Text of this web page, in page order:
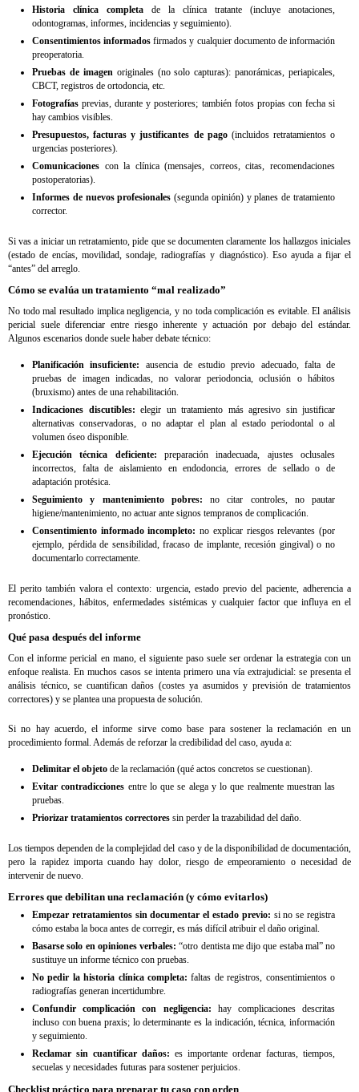
Historia clínica completa de la clínica tratante (incluye anotaciones,
odontogramas, informes, incidencias y seguimiento).
Consentimientos informados firmados y cualquier documento de información
preoperatoria.
Pruebas de imagenoriginales (no solo capturas): panorámicas, periapicales,
CBCT, registros de ortodoncia, etc.
Fotografías previas, durante y posteriores; también fotos propias con fecha si
hay cambios visibles.
Presupuestos, facturas y justificantes de pago(incluidos retratamientos o
urgencias posteriores).
Comunicaciones con la clínica (mensajes, correos, citas, recomendaciones
postoperatorias).
Informes de nuevos profesionales (segunda opinión) y planes de tratamiento
corrector.
Si vas a iniciar un retratamiento, pide que se documenten claramente los hallazgos iniciales
(estado de encías, movilidad, sondaje, radiografías y diagnóstico). Eso ayuda a fijar el
“antes” del arreglo.
Cómo se evalúa un tratamiento “mal realizado”
No todo mal resultado implica negligencia, y no toda complicación es evitable. El análisis
pericial suele diferenciar entre riesgo inherente y actuación por debajo del estándar.
Algunos escenarios donde suele haber debate técnico:
Planificación insuficiente: ausencia de estudio previo adecuado, falta de
pruebas de imagen indicadas, no valorar periodoncia, oclusión o hábitos
(bruxismo) antes de una rehabilitación.
Indicaciones discutibles: elegir un tratamiento más agresivo sin justificar
alternativas conservadoras, o no adaptar el plan al estado periodontal o al
volumen óseo disponible.
Ejecución técnica deficiente: preparación inadecuada, ajustes oclusales
incorrectos, falta de aislamiento en endodoncia, errores de sellado o de
adaptación protésica.
Seguimiento y mantenimiento pobres: no citar controles, no pautar
higiene/mantenimiento, no actuar ante signos tempranos de complicación.
Consentimiento informado incompleto: no explicar riesgos relevantes (por
ejemplo, pérdida de sensibilidad, fracaso de implante, recesión gingival) o no
documentarlo correctamente.
El perito también valora el contexto: urgencia, estado previo del paciente, adherencia a
recomendaciones, hábitos, enfermedades sistémicas y cualquier factor que influya en el
pronóstico.
Qué pasa después del informe
Con el informe pericial en mano, el siguiente paso suele ser ordenar la estrategia con un
enfoque realista. En muchos casos se intenta primero una vía extrajudicial: se presenta el
análisis técnico, se cuantifican daños (costes ya asumidos y previsión de tratamientos
correctores) y se plantea una propuesta de solución.
Si no hay acuerdo, el informe sirve como base para sostener la reclamación en un
procedimiento formal. Además de reforzar la credibilidad del caso, ayuda a:
Delimitar el objeto de la reclamación (qué actos concretos se cuestionan).
Evitar contradicciones entre lo que se alega y lo que realmente muestran las
pruebas.
Priorizar tratamientos correctores sin perder la trazabilidad del daño.
Los tiempos dependen de la complejidad del caso y de la disponibilidad de documentación,
pero la rapidez importa cuando hay dolor, riesgo de empeoramiento o necesidad de
intervenir de nuevo.
Errores que debilitan una reclamación (y cómo evitarlos)
Empezar retratamientos sin documentar el estado previo: si no se registra
cómo estaba la boca antes de corregir, es más difícil atribuir el daño original.
Basarse solo en opiniones verbales: “otro dentista me dijo que estaba mal” no
sustituye un informe técnico con pruebas.
No pedir la historia clínica completa: faltas de registros, consentimientos o
radiografías generan incertidumbre.
Confundir complicación con negligencia: hay complicaciones descritas
incluso con buena praxis; lo determinante es la indicación, técnica, información
y seguimiento.
Reclamar sin cuantificar daños: es importante ordenar facturas, tiempos,
secuelas y necesidades futuras para sostener perjuicios.
Checklist práctico para preparar tu caso con orden